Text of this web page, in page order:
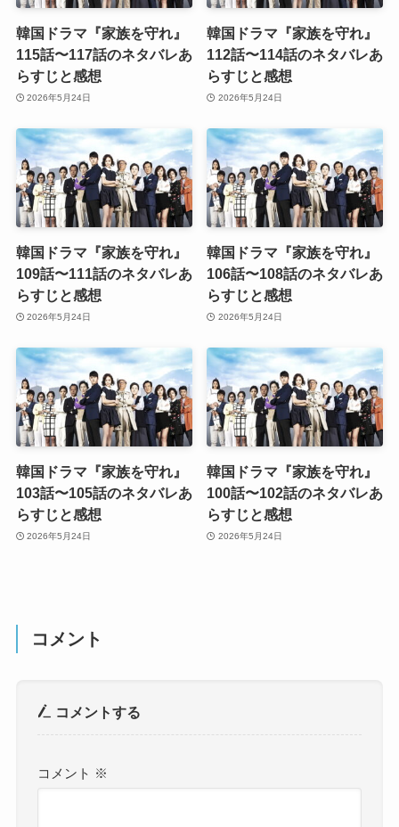
韓国ドラマ『家族を守れ』
115話〜117話のネタバレあ
らすじと感想
2026年5月24日
韓国ドラマ『家族を守れ』
112話〜114話のネタバレあ
らすじと感想
2026年5月24日
韓国ドラマ『家族を守れ』
109話〜111話のネタバレあ
らすじと感想
2026年5月24日
韓国ドラマ『家族を守れ』
106話〜108話のネタバレあ
らすじと感想
2026年5月24日
韓国ドラマ『家族を守れ』
103話〜105話のネタバレあ
らすじと感想
2026年5月24日
韓国ドラマ『家族を守れ』
100話〜102話のネタバレあ
らすじと感想
2026年5月24日
コメント
コメントする
コメント ※